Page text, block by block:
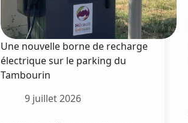
Une nouvelle borne de recharge
électrique sur le parking du
Tambourin
9 juillet 2026